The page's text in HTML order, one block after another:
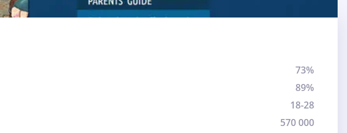
73%
89%
18-28
570 000